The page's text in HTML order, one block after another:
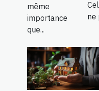
même
importance
que...
ne